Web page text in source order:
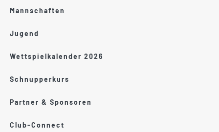
Mannschaften
Jugend
Wettspielkalender 2026
Schnupperkurs
Partner & Sponsoren
Club-Connect